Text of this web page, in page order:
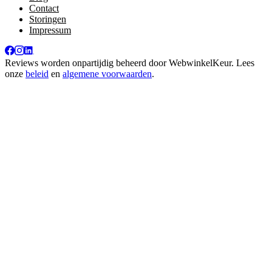
Contact
Storingen
Impressum
Reviews worden onpartijdig beheerd doorWebwinkelKeur. Lees
onze beleid en algemene voorwaarden.